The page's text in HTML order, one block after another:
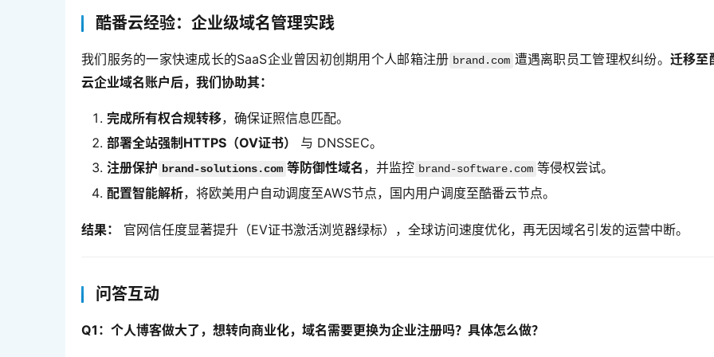
酷番云经验：企业级域名管理实践
我们服务的一家快速成长的SaaS企业曾因初创期用个人邮箱注册 brand.com 遭遇离职员工管理权纠纷。 迁移至
云企业域名账户后，我们协助其：
完成所有权合规转移，确保证照信息匹配。
部署全站强制HTTPS（OV证书）
与 DNSSEC。
注册保护 brand-solutions.com 等防御性域名 ，并监控 brand-software.com 等侵权尝试。
配置智能解析，将欧美用户自动调度至AWS节点，国内用户调度至酷番云节点。
结果： 官网信任度显著提升（EV证书激活浏览器绿标），全球访问速度优化，再无因域名引发的运营中断。
问答互动
Q1：个人博客做大了，想转向商业化，域名需要更换为企业注册吗？具体怎么做？